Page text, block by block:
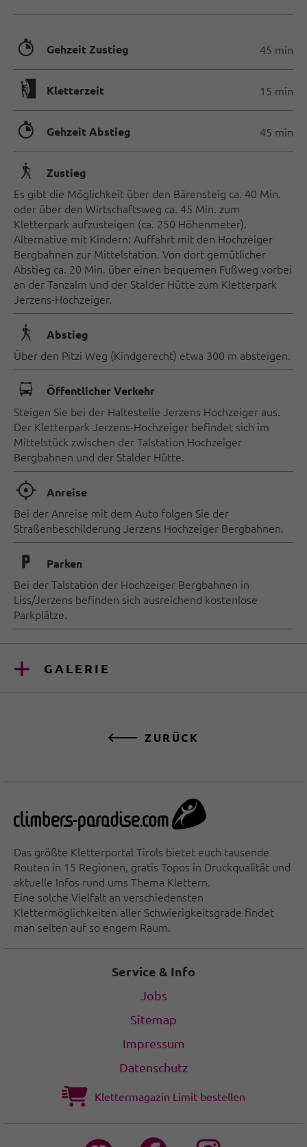
🐲 Gehzeit Zustieg 45 min
🄱 Kletterzeit 15 min
🐲 Gehzeit Abstieg 45 min
🛬 Zustieg
Es gibt die Möglichkeit über den Bärensteig ca. 40 Min.
oder über den Wirtschaftsweg ca. 45 Min. zum
Kletterpark aufzusteigen (ca. 250 Höhenmeter).
Alternative mit Kindern: Auffahrt mit den Hochzeiger
Bergbahnen zur Mittelstation. Von dort gemütlicher
Abstieg ca. 20 Min. über einen bequemen Fußweg vorbei
an der Tanzalm und der Stalder Hütte zum Kletterpark
Jerzens-Hochzeiger.
🛬 Abstieg
Über den Pitzi Weg (Kindgerecht) etwa 300 m absteigen.
🕞 Öffentlicher Verkehr
Steigen Sie bei der Haltestelle Jerzens Hochzeiger aus.
Der Kletterpark Jerzens-Hochzeiger befindet sich im
Mittelstück zwischen der Talstation Hochzeiger
Bergbahnen und der Stalder Hütte.
🞞 Anreise
Bei der Anreise mit dem Auto folgen Sie der
Straßenbeschilderung Jerzens Hochzeiger Bergbahnen.
🐈 Parken
Bei der Talstation der Hochzeiger Bergbahnen in
Liss/Jerzens befinden sich ausreichend kostenlose
Parkplätze.
GALERIE
ZURÜCK
Das größte Kletterportal Tirols bietet euch tausende
Routen in 15 Regionen, gratis Topos in Druckqualität und
aktuelle Infos rund ums Thema Klettern.
Eine solche Vielfalt an verschiedensten
Klettermöglichkeiten aller Schwierigkeitsgrade findet
man selten auf so engem Raum.
Service & Info
Jobs
Sitemap
Impressum
Datenschutz
Klettermagazin Limit bestellen